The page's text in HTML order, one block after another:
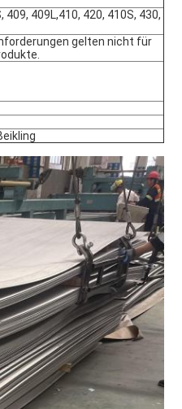
409, 409L,410, 420, 410S, 430,
gelten nicht für